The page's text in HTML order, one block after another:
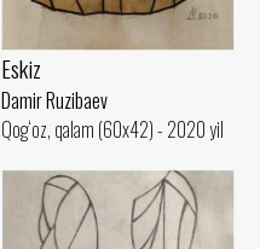
Eskiz
Damir Ruzibaev
Qog‘oz, qalam (60x42) - 2020 yil